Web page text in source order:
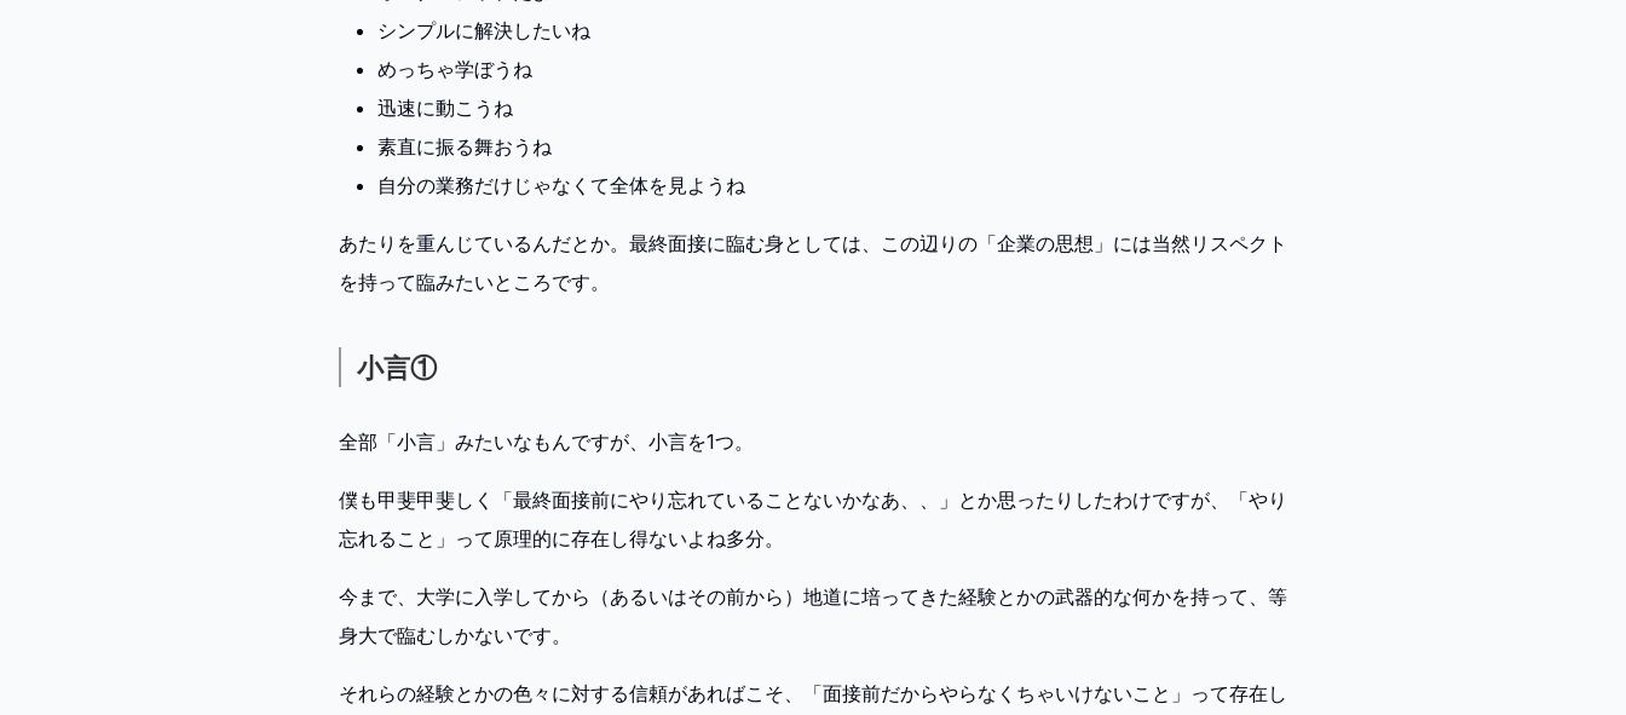
シンプルに解決したいね
めっちゃ学ぼうね
迅速に動こうね
素直に振る舞おうね
自分の業務だけじゃなくて全体を見ようね
あたりを重んじているんだとか。最終面接に臨む身としては、この辺りの「企業の思想」には当然リスペクト
を持って臨みたいところです。
小言①
全部「小言」みたいなもんですが、小言を1つ。
僕も甲斐甲斐しく「最終面接前にやり忘れていることないかなあ、、」とか思ったりしたわけですが、「やり
忘れること」って原理的に存在し得ないよね多分。
今まで、大学に入学してから（あるいはその前から）地道に培ってきた経験とかの武器的な何かを持って、等
身大で臨むしかないです。
それらの経験とかの色々に対する信頼があればこそ、「面接前だからやらなくちゃいけないこと」って存在し